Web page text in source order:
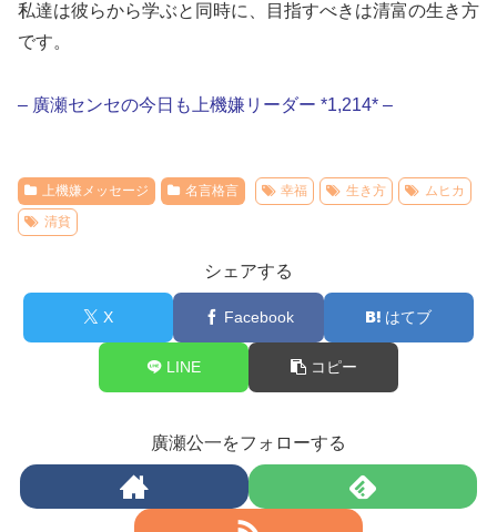
私達は彼らから学ぶと同時に、目指すべきは清富の生き方
です。
– 廣瀬センセの今日も上機嫌リーダー *1,214* –
上機嫌メッセージ 名言格言 幸福 生き方
ムヒカ
清貧
シェアする
X Facebook はてブ
LINE コピー
廣瀬公一をフォローする